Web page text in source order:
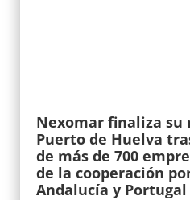
Nexomar finaliza su
Puerto de Huelva
de más de 700
de la cooperación
Andalucía y Portugal